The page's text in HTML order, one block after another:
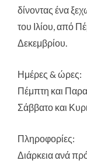
δίνοντας ένα
του Ιλίου, από
Δεκεμβρίου.
Ημέρες & ώρες:
Πέμπτη και
Σάββατο και
Πληροφορίες:
Διάρκεια ανά